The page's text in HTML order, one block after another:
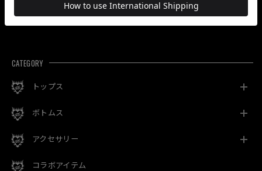
最近チェックした商品
CATEGORY
トップス
ボトムス
アクセサリー
コラボアイテム